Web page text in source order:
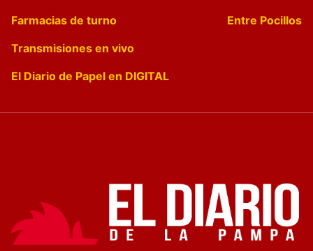
Farmacias de turno
Entre Pocillos
Transmisiones en vivo
El Diario de Papel en DIGITAL